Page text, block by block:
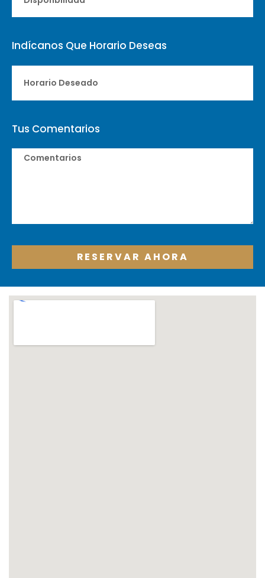
Indícanos Que Horario Deseas
Tus Comentarios
RESERVAR AHORA